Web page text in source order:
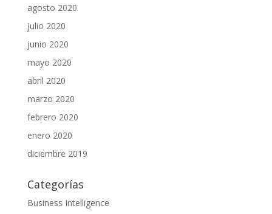
agosto 2020
julio 2020
junio 2020
mayo 2020
abril 2020
marzo 2020
febrero 2020
enero 2020
diciembre 2019
Categorías
Business Intelligence